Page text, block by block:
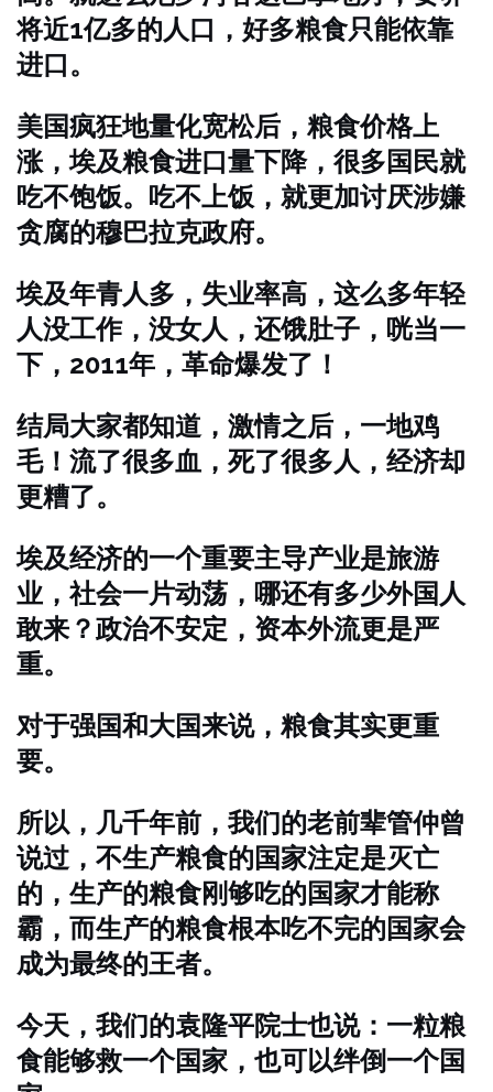
将近1亿多的人口，好多粮食只能依靠
进口。
美国疯狂地量化宽松后，粮食价格上
涨，埃及粮食进口量下降，很多国民就
吃不饱饭。吃不上饭，就更加讨厌涉嫌
贪腐的穆巴拉克政府。
埃及年青人多，失业率高，这么多年轻
人没工作，没女人，还饿肚子，咣当一
下，2011年，革命爆发了！
结局大家都知道，激情之后，一地鸡
毛！流了很多血，死了很多人，经济却
更糟了。
埃及经济的一个重要主导产业是旅游
业，社会一片动荡，哪还有多少外国人
敢来？政治不安定，资本外流更是严
重。
对于强国和大国来说，粮食其实更重
要。
所以，几千年前，我们的老前辈管仲曾
说过，不生产粮食的国家注定是灭亡
的，生产的粮食刚够吃的国家才能称
霸，而生产的粮食根本吃不完的国家会
成为最终的王者。
今天，我们的袁隆平院士也说：一粒粮
食能够救一个国家，也可以绊倒一个国